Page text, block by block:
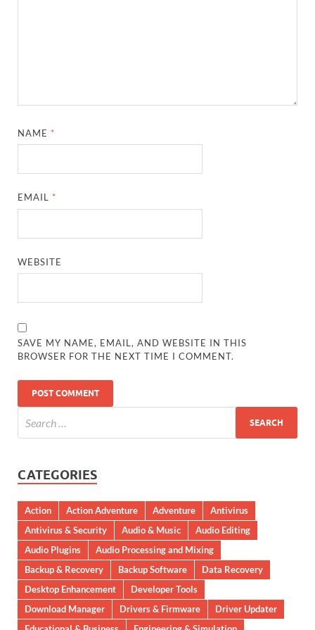
NAME *
EMAIL *
WEBSITE
SAVE MY NAME, EMAIL, AND WEBSITE IN THIS
BROWSER FOR THE NEXT TIME I COMMENT.
CATEGORIES
Action Action Adventure Adventure
Antivirus
Antivirus & Security
Audio & Music
Audio Editing
Audio Plugins
Audio Processing and Mixing
Backup & Recovery
Backup Software
Data Recovery
Desktop Enhancement
Developer Tools
Download Manager
Drivers & Firmware
Driver Updater